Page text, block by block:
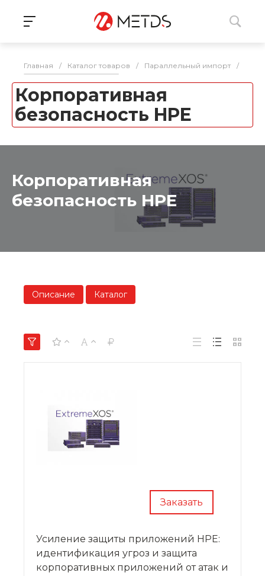
Главная / Каталог товаров / Параллельный импорт /
Корпоративная
безопасность HPE
Корпоративная
безопасность HPE
Описание Каталог
Заказать
Усиление защиты приложений HPE:
идентификация угроз и защита
корпоративных приложений от атак и